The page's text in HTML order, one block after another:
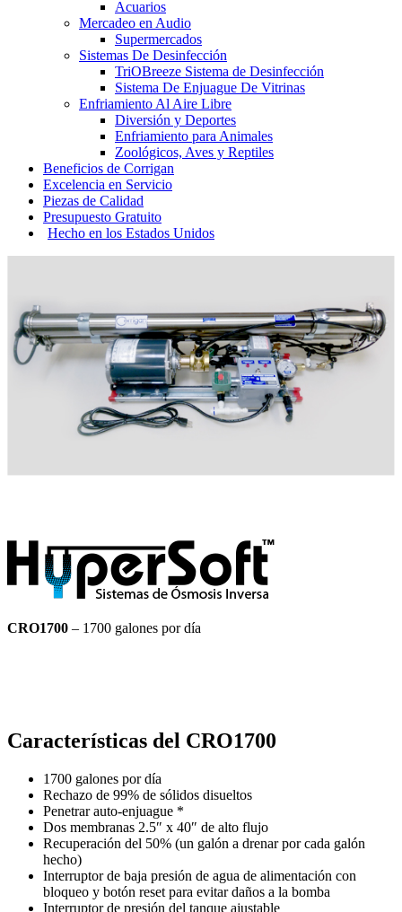
Acuarios
Mercadeo en Audio
Supermercados
Sistemas De Desinfección
TriOBreeze Sistema de Desinfección
Sistema De Enjuague De Vitrinas
Enfriamiento Al Aire Libre
Diversión y Deportes
Enfriamiento para Animales
Zoológicos, Aves y Reptiles
Beneficios de Corrigan
Excelencia en Servicio
Piezas de Calidad
Presupuesto Gratuito
Hecho en los Estados Unidos
CRO1700 – 1700 galones por día
Características del CRO1700
1700 galones por día
Rechazo de 99% de sólidos disueltos
Penetrar auto-enjuague *
Dos membranas 2.5″ x 40″ de alto flujo
Recuperación del 50% (un galón a drenar por cada galón
hecho)
Interruptor de baja presión de agua de alimentación con
bloqueo y botón reset para evitar daños a la bomba
Interruptor de presión del tanque ajustable